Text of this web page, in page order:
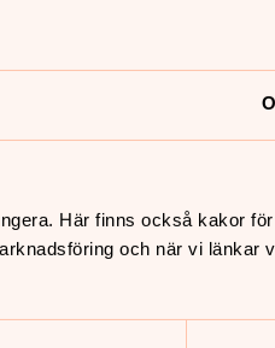
Här finns också kakor
och när vi länkar